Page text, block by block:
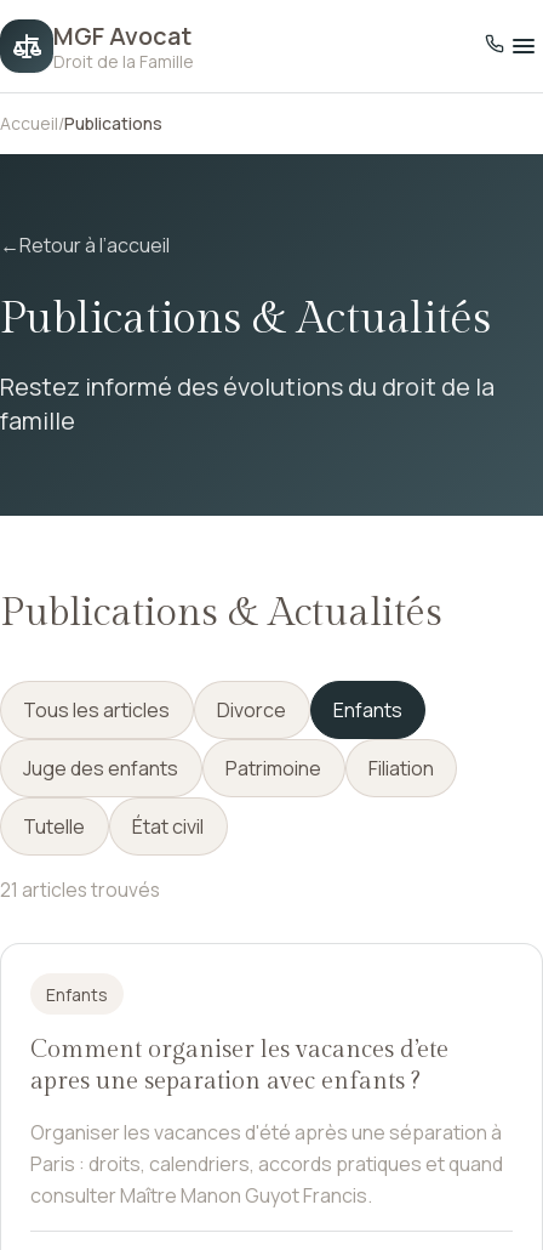
MGF Avocat
Droit de la Famille
Accueil/Publications
←Retour à l’accueil
Publications & Actualités
Restez informé des évolutions du droit de la
famille
Publications & Actualités
Tous les articles Divorce Enfants
Juge des enfants Patrimoine Filiation
Tutelle État civil
21 articles trouvés
Enfants
Comment organiser les vacances d’ete
apres une separation avec enfants ?
Organiser les vacances d'été après une séparation à
Paris : droits, calendriers, accords pratiques et quand
consulter Maître Manon Guyot Francis.